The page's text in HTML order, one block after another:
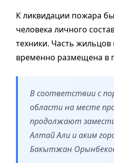
К ликвидации пожара
человека личного
техники. Часть
временно размещена в
В соответствии с
области на месте
продолжают
Алтай Али и аким
Бакытжан